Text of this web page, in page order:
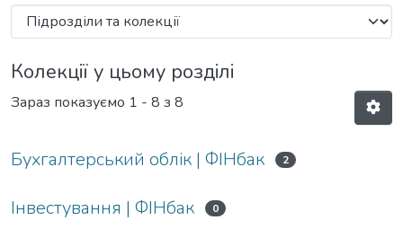
Колекції у цьому розділі
Зараз показуємо 1 - 8 з 8
Бухгалтерський облік | ФІНбак 2
Інвестування | ФІНбак 0